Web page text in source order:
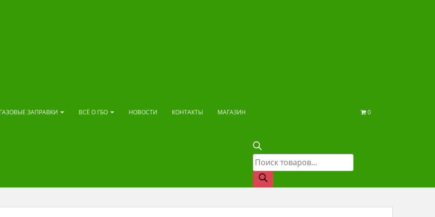
ГАЗОВЫЕ ЗАПРАВКИ ВСЁ О ГБО НОВОСТИ КОНТАКТЫ МАГАЗИН
Поиск
товаров
0